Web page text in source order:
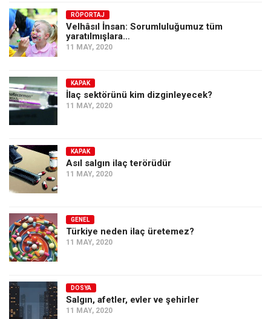
RÖPORTAJ
Velhâsıl İnsan: Sorumluluğumuz tüm
yaratılmışlara…
11 MAY, 2020
KAPAK
İlaç sektörünü kim dizginleyecek?
11 MAY, 2020
KAPAK
Asıl salgın ilaç terörüdür
11 MAY, 2020
GENEL
Türkiye neden ilaç üretemez?
11 MAY, 2020
DOSYA
Salgın, afetler, evler ve şehirler
11 MAY, 2020